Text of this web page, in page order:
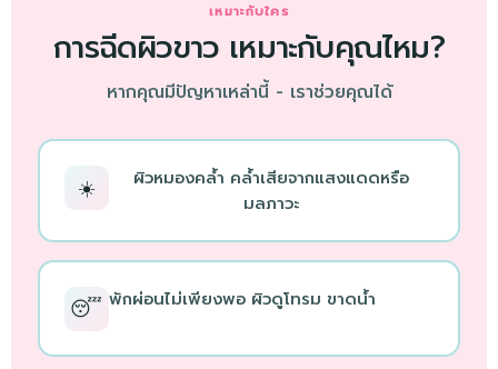
เหมาะกับใคร
การฉีดผิวขาว เหมาะกับคุณไหม?
หากคุณมีปัญหาเหล่านี้ - เราช่วยคุณได้
☀️
ผิวหมองคล้ำ คล้ำเสียจากแสงแดดหรือ
มลภาวะ
😴 พักผ่อนไม่เพียงพอ ผิวดูโทรม ขาดน้ำ